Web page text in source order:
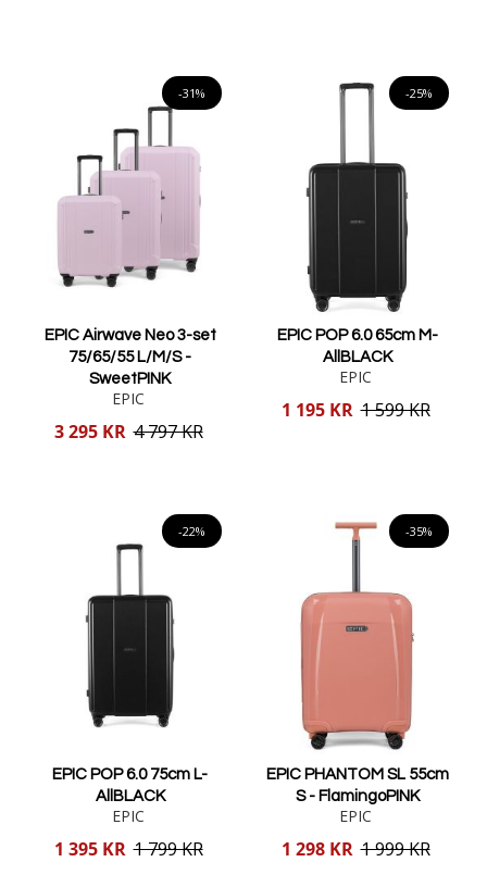
-31%
EPIC Airwave Neo 3-set
75/65/55 L/M/S -
SweetPINK
EPIC
Reducerat
3 295 KR 4 797 KR
-25%
EPIC POP 6.0 65cm M-
AllBLACK
EPIC
Reducerat
1 195 KR 1 599 KR
-22%
EPIC POP 6.0 75cm L-
AllBLACK
EPIC
Reducerat
1 395 KR 1 799 KR
-35%
EPIC PHANTOM SL 55cm
S - FlamingoPINK
EPIC
Reducerat
1 298 KR 1 999 KR